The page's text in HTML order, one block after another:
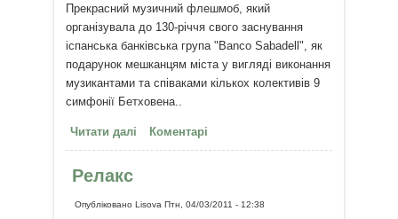
Прекрасний музичний флешмоб, який
організувала до 130-річчя свого заснування
іспанська банківська група "Banco Sabadell", як
подарунок мешканцям міста у вигляді виконання
музикантами та співаками кількох колективів 9
симфонії Бетховена..
Читати далі про Прекрасний музичний
флешмоб - "Ода радості"!
Коментарі
Релакс
ОпублікованоLisova Птн, 04/03/2011 - 12:38